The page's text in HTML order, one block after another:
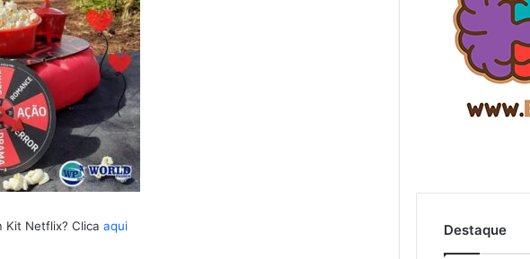
Kit Netflix? Clica aqui Destaque